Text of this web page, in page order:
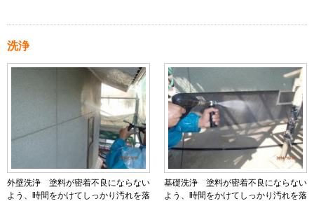
洗浄
外壁洗浄 塗料が密着不良にならない
よう、時間をかけてしっかり汚れを落
基礎洗浄 塗料が密着不良にならない
よう、時間をかけてしっかり汚れを落